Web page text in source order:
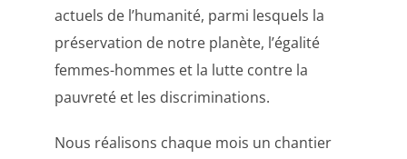
actuels de l’humanité, parmi lesquels la
préservation de notre planète, l’égalité
femmes-hommes et la lutte contre la
pauvreté et les discriminations.
Nous réalisons chaque mois un chantier